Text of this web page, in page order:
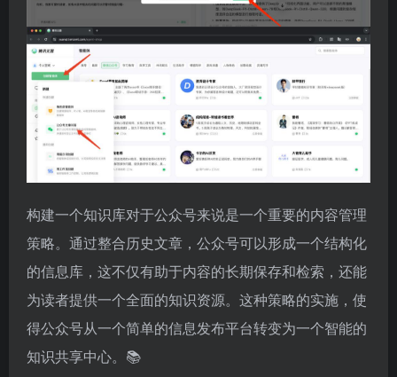
构建一个知识库对于公众号来说是一个重要的内容管理
策略。通过整合历史文章，公众号可以形成一个结构化
的信息库，这不仅有助于内容的长期保存和检索，还能
为读者提供一个全面的知识资源。这种策略的实施，使
得公众号从一个简单的信息发布平台转变为一个智能的
知识共享中心。📚